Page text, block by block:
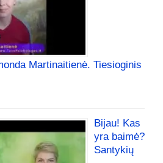
Martinaitienė. Tiesioginis
Bijau! Kas
yra baimė?
Santykių